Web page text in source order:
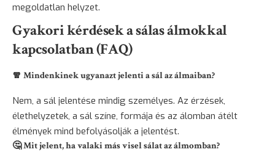
megoldatlan helyzet.
Gyakori kérdések a sálas álmokkal
kapcsolatban (FAQ)
🧣 Mindenkinek ugyanazt jelenti a sál az álmaiban?
Nem, a sál jelentése mindig személyes. Az érzések,
élethelyzetek, a sál színe, formája és az álomban átélt
élmények mind befolyásolják a jelentést.
🤔 Mit jelent, ha valaki más visel sálat az álmomban?